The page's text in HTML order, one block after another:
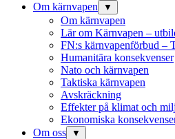
Om kärnvapen
▼
Om kärnvapen
Lär om Kärnvapen –
FN:s kärnvapenförbud –
Humanitära konsekvenser
Nato och kärnvapen
Taktiska kärnvapen
Avskräckning
Effekter på klimat och
Ekonomiska
Om oss
▼